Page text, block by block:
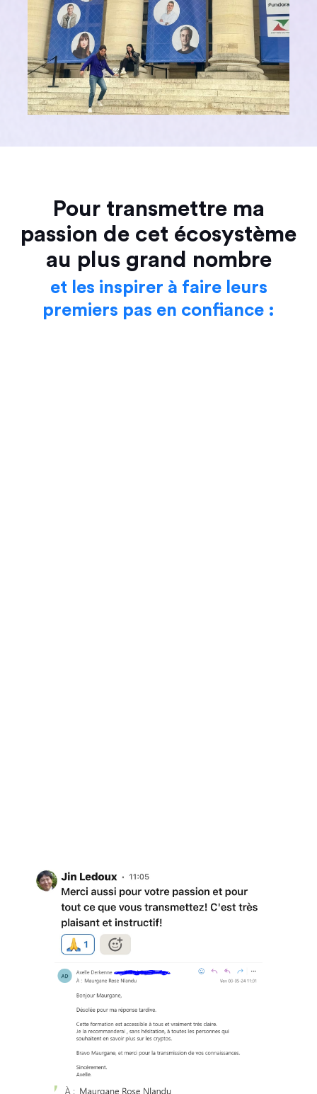
Pour transmettre ma
passion de cet écosystème
au plus grand nombre
et les inspirer à faire leurs
premiers pas en confiance :